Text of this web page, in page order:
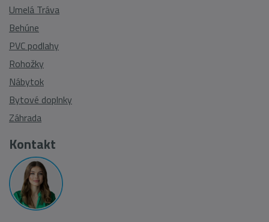
Umelá Tráva
Behúne
PVC podlahy
Rohožky
Nábytok
Bytové doplnky
Záhrada
Kontakt